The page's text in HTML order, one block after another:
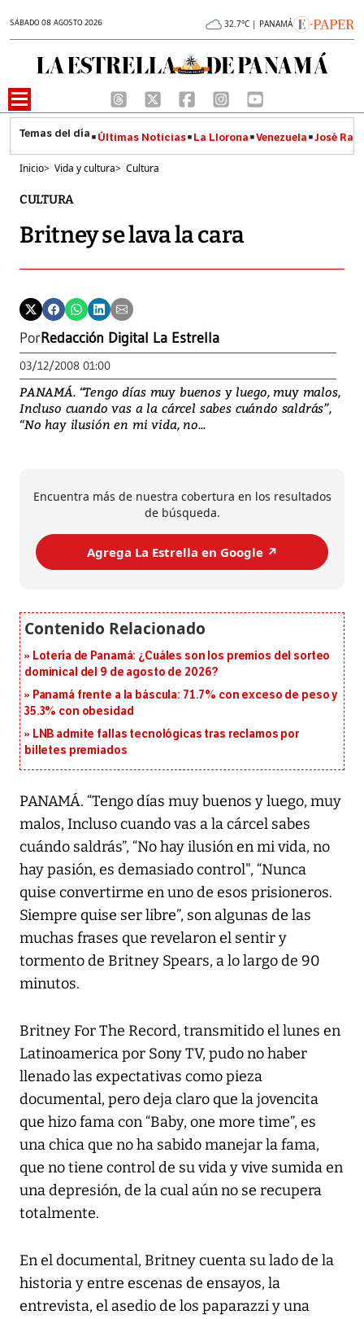
SÁBADO 08 AGOSTO 2026 32.7°C | PANAMÁ
Últimas Noticias La Llorona Venezuela José
Inicio> Vida y cultura> Cultura
CULTURA
Britney se lava la cara
PorRedacción Digital La Estrella
03/12/2008 01:00
PANAMÁ. “Tengo días muy buenos y luego, muy malos,
Incluso cuando vas a la cárcel sabes cuándo saldrás”,
“No hay ilusión en mi vida, no...
Encuentra más de nuestra cobertura en los resultados
de búsqueda.
Agrega La Estrella en Google ↗️
Lotería de Panamá: ¿Cuáles son los premios del sorteo
dominical del 9 de agosto de 2026?
Panamá frente a la báscula: 71.7% con exceso de peso y
35.3% con obesidad
LNB admite fallas tecnológicas tras reclamos por
billetes premiados
PANAMÁ. “Tengo días muy buenos y luego, muy
malos, Incluso cuando vas a la cárcel sabes
cuándo saldrás”, “No hay ilusión en mi vida, no
hay pasión, es demasiado control", “Nunca
quise convertirme en uno de esos prisioneros.
Siempre quise ser libre”, son algunas de las
muchas frases que revelaron el sentir y
tormento de Britney Spears, a lo largo de 90
minutos.
Britney For The Record, transmitido el lunes en
Latinoamerica por Sony TV, pudo no haber
llenado las expectativas como pieza
documental, pero deja claro que la jovencita
que hizo fama con “Baby, one more time”, es
una chica que no ha sabido manejar la fama,
que no tiene control de su vida y vive sumida en
una depresión, de la cual aún no se recupera
totalmente.
En el documental, Britney cuenta su lado de la
historia y entre escenas de ensayos, la
entrevista, el asedio de los paparazzi y una